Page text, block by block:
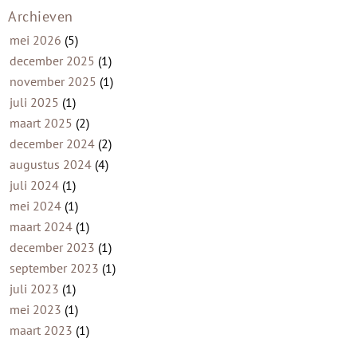
Archieven
mei 2026 (5)
december 2025 (1)
november 2025 (1)
juli 2025 (1)
maart 2025 (2)
december 2024(2)
augustus 2024(4)
juli 2024(1)
mei 2024(1)
maart 2024(1)
december 2023 (1)
september 2023 (1)
juli 2023 (1)
mei 2023 (1)
maart 2023 (1)